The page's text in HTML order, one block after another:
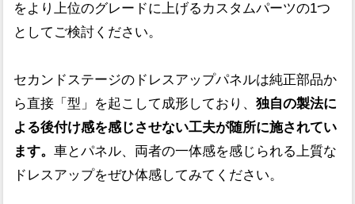
をより上位のグレードに上げるカスタムパーツの1つ
としてご検討ください。
セカンドステージのドレスアップパネルは純正部品か
ら直接「型」を起こして成形しており、独自の製法に
よる後付け感を感じさせない工夫が随所に施されてい
ます。車とパネル、両者の一体感を感じられる上質な
ドレスアップをぜひ体感してみてください。